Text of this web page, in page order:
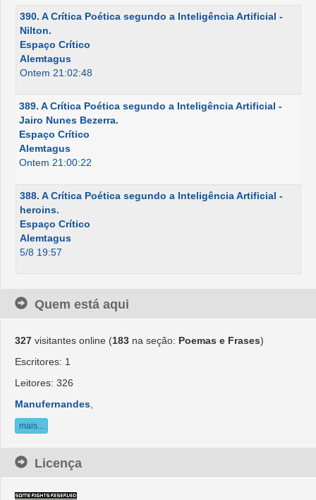
390. A Crítica Poética segundo a Inteligência Artificial -
Nilton.
Espaço Crítico
Alemtagus
Ontem 21:02:48
389. A Crítica Poética segundo a Inteligência Artificial -
Jairo Nunes Bezerra.
Espaço Crítico
Alemtagus
Ontem 21:00:22
388. A Crítica Poética segundo a Inteligência Artificial -
heroins.
Espaço Crítico
Alemtagus
5/8 19:57
Quem está aqui
327 visitantes online (183 na seção: Poemas e Frases)
Escritores: 1
Leitores: 326
Manufernandes
mais...
Licença